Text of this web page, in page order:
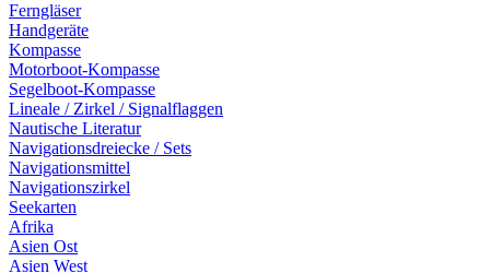
Ferngläser
Handgeräte
Kompasse
Motorboot-Kompasse
Segelboot-Kompasse
Lineale / Zirkel / Signalflaggen
Nautische Literatur
Navigationsdreiecke / Sets
Navigationsmittel
Navigationszirkel
Seekarten
Afrika
Asien Ost
Asien West